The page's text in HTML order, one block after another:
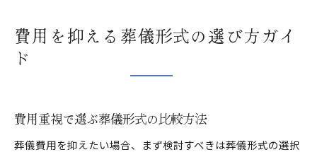
費用を抑える葬儀形式の選び方ガイ
ド
費用重視で選ぶ葬儀形式の比較方法
葬儀費用を抑えたい場合、まず検討すべきは葬儀形式の選択